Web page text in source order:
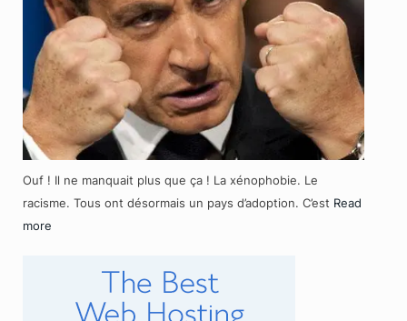
Ouf ! Il ne manquait plus que ça ! La xénophobie. Le
racisme. Tous ont désormais un pays d’adoption. C’est Read
more